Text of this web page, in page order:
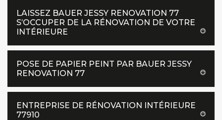
LAISSEZ BAUER JESSY RENOVATION 77
S’OCCUPER DE LA RÉNOVATION DE VOTRE
INTÉRIEURE
POSE DE PAPIER PEINT PAR BAUER JESSY
RENOVATION 77
ENTREPRISE DE RÉNOVATION INTÉRIEURE
77910